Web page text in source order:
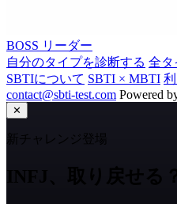
BOSS リーダー
自分のタイプを診断する 全タ
SBTIについて SBTI × MBTI
contact@sbti-test.com Powered
✕
新チャレンジ登場